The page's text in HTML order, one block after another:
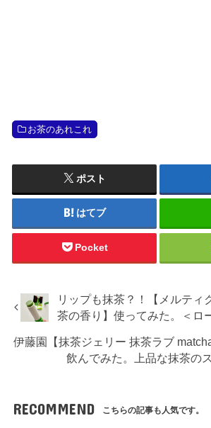
お茶のあれこれ
ポスト
はてブ
Pocket
リップも抹茶？！【メルティ
茶の香り】使ってみた。＜ロ
伊藤園【抹茶ジェリー 抹茶ラブ
飲んでみた。上品な抹茶の
RECOMMEND こちらの記事も人気です。